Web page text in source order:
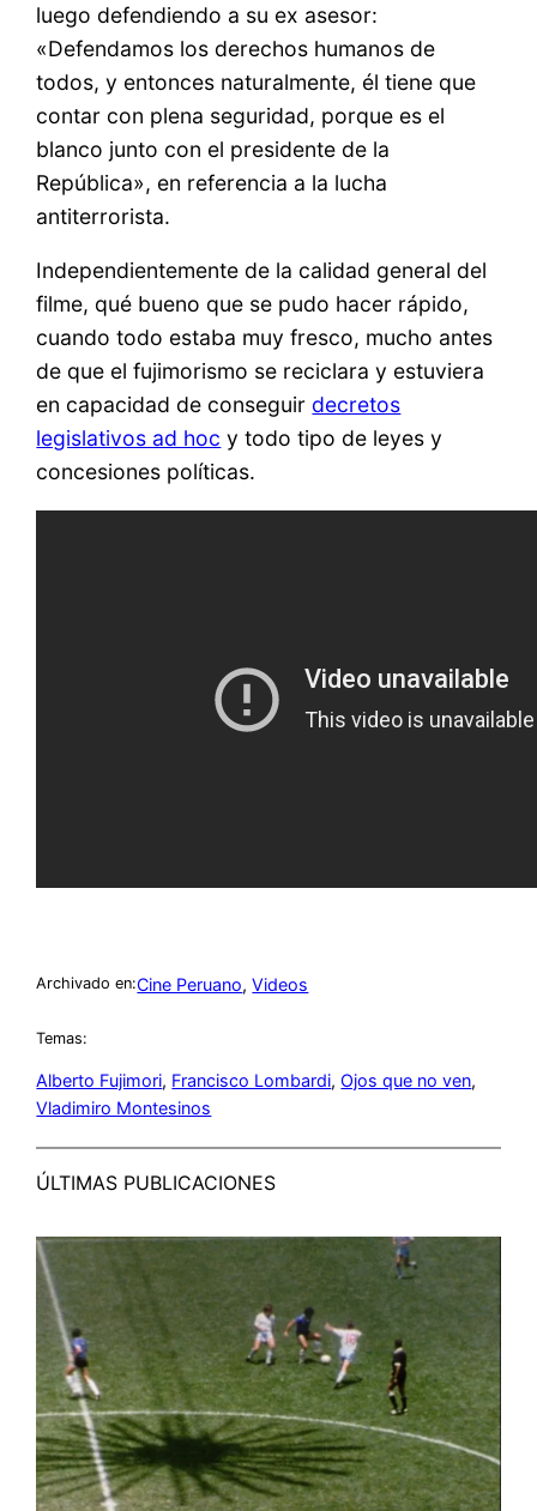
luego defendiendo a su ex asesor:
«Defendamos los derechos humanos de
todos, y entonces naturalmente, él tiene que
contar con plena seguridad, porque es el
blanco junto con el presidente de la
República», en referencia a la lucha
antiterrorista.
Independientemente de la calidad general del
filme, qué bueno que se pudo hacer rápido,
cuando todo estaba muy fresco, mucho antes
de que el fujimorismo se reciclara y estuviera
en capacidad de conseguir decretos
legislativos ad hoc y todo tipo de leyes y
concesiones políticas.
Archivado en:Cine Peruano, Videos
Temas:
Alberto Fujimori, Francisco Lombardi, Ojos que no ven
Vladimiro Montesinos
ÚLTIMAS PUBLICACIONES